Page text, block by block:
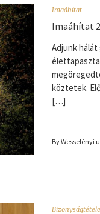
Imaáhítat
Imaáhítat
Adjunk
köztetek.
[…]
By Wesselényi